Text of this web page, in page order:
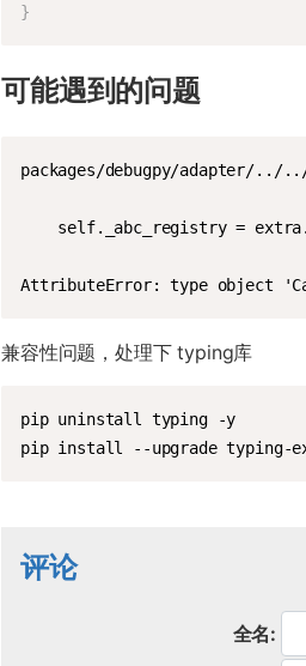
}
可能遇到的问题
packages/debugpy/adapter/../
self._abc_registry =
AttributeError: type object
兼容性问题，处理下 typing库
pip uninstall typing -y
pip install --upgrade typing-
评论
全名: